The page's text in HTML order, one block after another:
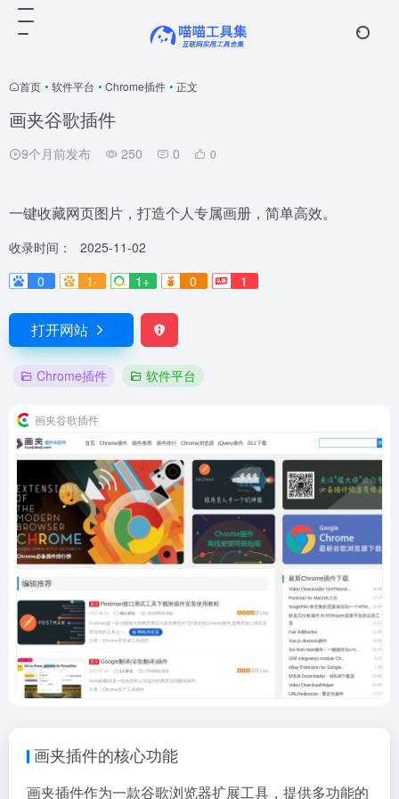
首页 • 软件平台 • Chrome插件 • 正文
画夹谷歌插件
9个月前发布 250 0 0
一键收藏网页图片，打造个人专属画册，简单高效。
收录时间：
2025-11-02
0
1- 1+ 0 1
打开网站
Chrome插件 软件平台
画夹谷歌插件
画夹插件的核心功能
画夹插件作为一款谷歌浏览器扩展工具，提供多功能的